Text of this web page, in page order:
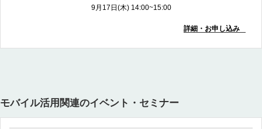
9月17日(木) 14:00~15:00
詳細・お申し込み
モバイル活用関連のイベント・セミナー